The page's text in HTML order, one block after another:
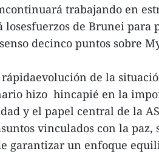
trabajando en
losesfuerzos de Brunei
decinco puntos sobre
de la
hizo hincapié en la
y el papel central de la
vinculados con la
garantizar un enfoque